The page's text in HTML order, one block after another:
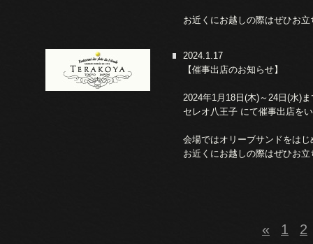
お近くにお越しの際はぜひお
2024.1.17
【催事出店のお知らせ】
2024年1月18日(木)～24日(水)ま
セレオ八王子 にて催事出店を
会場ではオリーブサンドをは
お近くにお越しの際はぜひお
« 1 2